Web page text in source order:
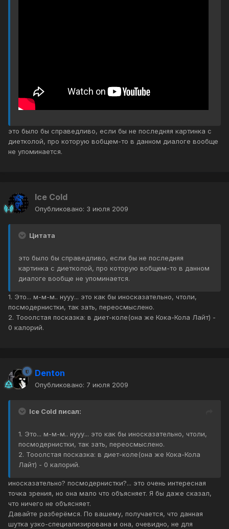
это было бы справедливо, если бы не последняя картинка с
диетколой, про которую вобщем-то в данном диалоге вообще
не упоминается.
Ice Cold
Опубликовано: 3 июля 2009
Цитата
это было бы справедливо, если бы не последняя
картинка с диетколой, про которую вобщем-то в данном
диалоге вообще не упоминается.
1. Это... м-м-м.. нууу... это как бы иносказательно, чтоли,
посмодернистки, так зать, переосмыслено.
2. Тооолстая посказка: в диет-коле(она же Кока-Кола Лайт) -
0 калорий.
Denton
Опубликовано: 7 июля 2009
Ice Cold писал:
1. Это... м-м-м.. нууу... это как бы иносказательно, чтоли,
посмодернистки, так зать, переосмыслено.
2. Тооолстая посказка: в диет-коле(она же Кока-Кола
Лайт) - 0 калорий.
иносказательно? посмодернистки?... это очень интересная
точка зрения, но она мало что объясняет. Я бы даже сказал,
что ничего не объясняет.
Давайте разберёмся. По вашему, получается, что данная
шутка узко-специализирована и она, очевидно, не для